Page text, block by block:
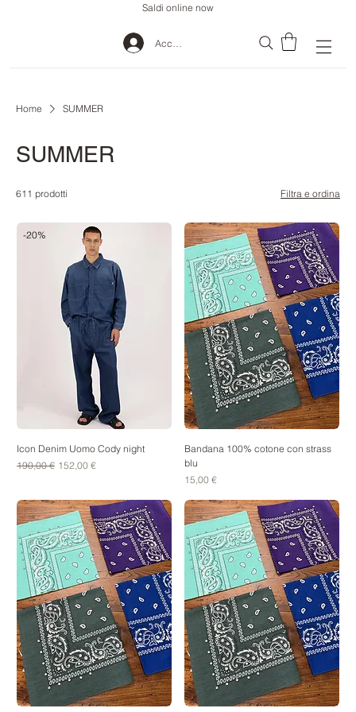
Saldi online now
Accedi
Home SUMMER
SUMMER
611 prodotti Filtra e ordina
-20%
Icon Denim Uomo Cody night
Prezzo regolare
190,00 € Prezzo scontato
152,00 €
Bandana 100% cotone con strass
blu
Prezzo
15,00 €